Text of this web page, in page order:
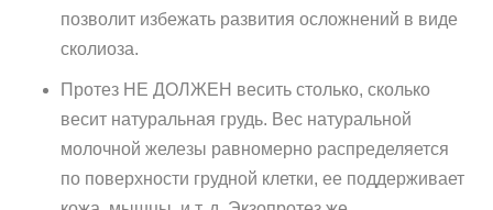
позволит избежать развития осложнений в виде
сколиоза.
Протез НЕ ДОЛЖЕН весить столько, сколько
весит натуральная грудь. Вес натуральной
молочной железы равномерно распределяется
по поверхности грудной клетки, ее поддерживает